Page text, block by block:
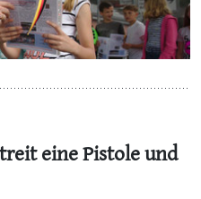
eine Pistole und